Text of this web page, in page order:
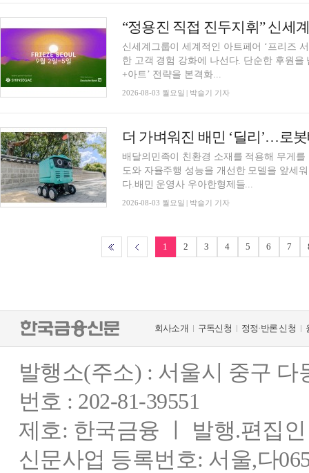
신세계그룹이 세계적인 아트페어 ‘프리즈
한 고객 경험 강화에 나선다. 단순한 후원을
+아트’ 전략을 본격화...
2026-08-03 월요일 | 박슬기 기자
더 가벼워진 배민 ‘딜리’…로
배달의민족이 친환경 소재를 적용해 무게
도와 자율주행 성능을 개선한 모델을 앞세
다.배민 운영사 우아한형제들...
2026-08-03 월요일 | 박슬기 기자
1 2 3 4 5 6 7
회사소개 구독신청 정정·반론 신청
발행소(주소) : 서울시 중구
번호 : 202-81-39551
제호: 한국금융 ㅣ 발행.편집
신문사업 등록번호: 서울,다